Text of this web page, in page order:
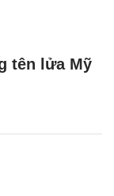
tên lửa Mỹ